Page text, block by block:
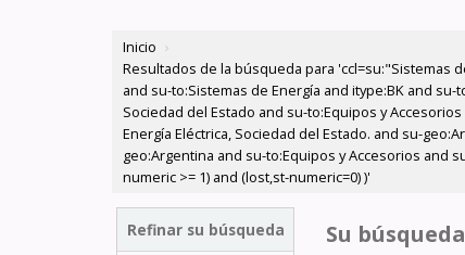
Inicio ›
Resultados de la búsqueda para 'ccl=su:"Sistemas
and su-to:Sistemas de Energía and itype:BK and su-
Sociedad del Estado and su-to:Equipos y
Energía Eléctrica, Sociedad del Estado. and su-
geo:Argentina and su-to:Equipos y Accesorios and
numeric >= 1) and (lost,st-numeric=0) )'
Refinar su búsqueda Su